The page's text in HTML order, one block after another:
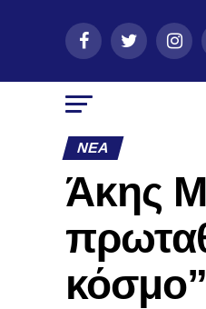
ΝΈΑ
Άκης